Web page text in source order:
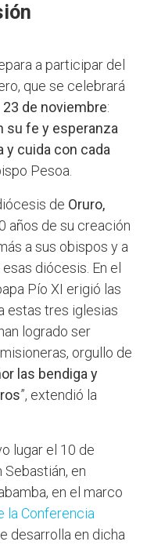
a participar del
que se celebrará
23 de noviembre:
su fe y esperanza
y cuida con cada
Pesoa.
de Oruro,
años de su creación
a sus obispos y a
diócesis. En el
Pío XI erigió las
estas tres iglesias
logrado ser
orgullo de
las bendiga y
”, extendió la
lugar el 10 de
en
en el marco
la Conferencia
desarrolla en dicha